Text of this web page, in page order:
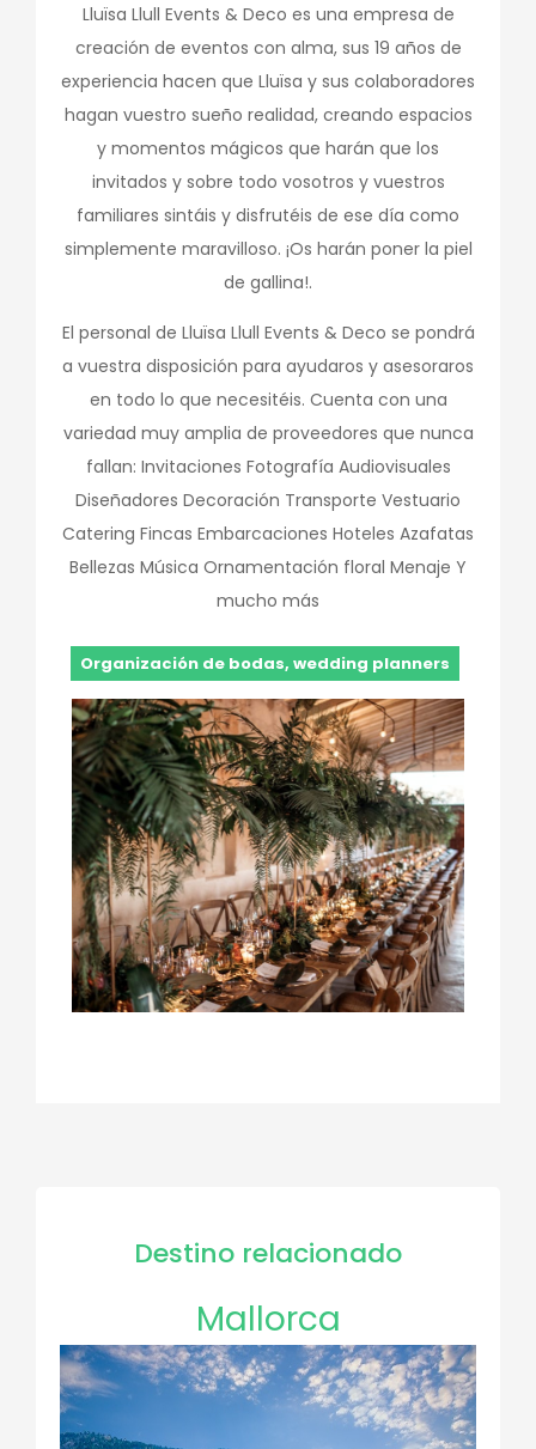
Lluïsa Llull Events & Deco es una empresa de
creación de eventos con alma, sus 19 años de
experiencia hacen que Lluïsa y sus colaboradores
hagan vuestro sueño realidad, creando espacios
y momentos mágicos que harán que los
invitados y sobre todo vosotros y vuestros
familiares sintáis y disfrutéis de ese día como
simplemente maravilloso. ¡Os harán poner la piel
de gallina!.
El personal de Lluïsa Llull Events & Deco se pondrá
a vuestra disposición para ayudaros y asesoraros
en todo lo que necesitéis. Cuenta con una
variedad muy amplia de proveedores que nunca
fallan: Invitaciones Fotografía Audiovisuales
Diseñadores Decoración Transporte Vestuario
Catering Fincas Embarcaciones Hoteles Azafatas
Bellezas Música Ornamentación floral Menaje Y
mucho más
Organización de bodas, wedding planners
Destino relacionado
Mallorca